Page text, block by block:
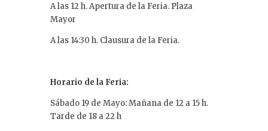
A las 12 h. Apertura de la Feria. Plaza
Mayor
A las 14:30 h. Clausura de la Feria.
Horario de la Feria:
Sábado 19 de Mayo: Mañana de 12 a 15 h.
Tarde de 18 a 22 h